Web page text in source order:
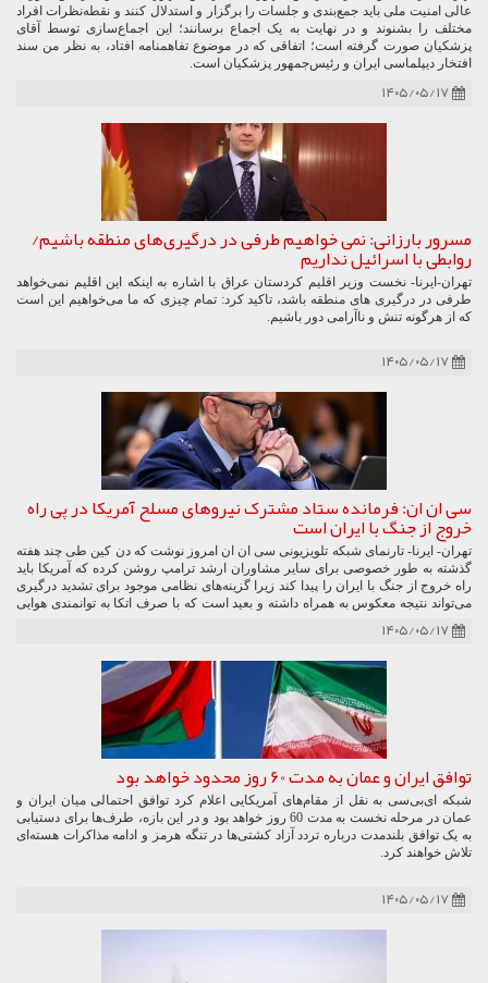
عالی امنیت ملی باید جمع‌بندی و جلسات را برگزار و استدلال کنند و نقطه‌نظرات افراد
مختلف را بشنوند و در نهایت به یک اجماع برسانند؛ این اجماع‌سازی توسط آقای
پزشکیان صورت گرفته است؛ اتفاقی که در موضوع تفاهمنامه افتاد، به نظر من سند
افتخار دیپلماسی ایران و رئیس‌جمهور پزشکیان است.
۱۴۰۵/۰۵/۱۷
مسرور بارزانی: نمی خواهیم طرفی در درگیری‌های منطقه باشیم/
روابطی با اسرائیل نداریم
تهران-ایرنا- نخست وزیر اقلیم کردستان عراق با اشاره به اینکه این اقلیم نمی‌خواهد
طرفی در درگیری های منطقه باشد، تاکید کرد: تمام چیزی که ما می‌خواهیم این است
که از هرگونه تنش و ناآرامی دور باشیم.
۱۴۰۵/۰۵/۱۷
سی ان ان: فرمانده ستاد مشترک نیروهای مسلح آمریکا در پی راه
خروج از جنگ با ایران است
تهران- ایرنا- تارنمای شبکه تلویزیونی سی ان ان امروز نوشت که دن کین طی چند هفته
گذشته به طور خصوصی برای سایر مشاوران ارشد ترامپ روشن کرده که آمریکا باید
راه خروج از جنگ با ایران را پیدا کند زیرا گزینه‌های نظامی موجود برای تشدید درگیری
می‌تواند نتیجه معکوس به همراه داشته و بعید است که با صرف اتکا به توانمندی هوایی
بتوان به اهداف اعلام شده دونالد ترامپ دست یافت.
۱۴۰۵/۰۵/۱۷
توافق ایران و عمان به مدت 60 روز محدود خواهد بود
شبکه ای‌بی‌سی به نقل از مقام‌های آمریکایی اعلام کرد توافق احتمالی میان ایران و
عمان در مرحله نخست به مدت 60 روز خواهد بود و در این بازه، طرف‌ها برای دستیابی
به یک توافق بلندمدت درباره تردد آزاد کشتی‌ها در تنگه هرمز و ادامه مذاکرات هسته‌ای
تلاش خواهند کرد.
۱۴۰۵/۰۵/۱۷